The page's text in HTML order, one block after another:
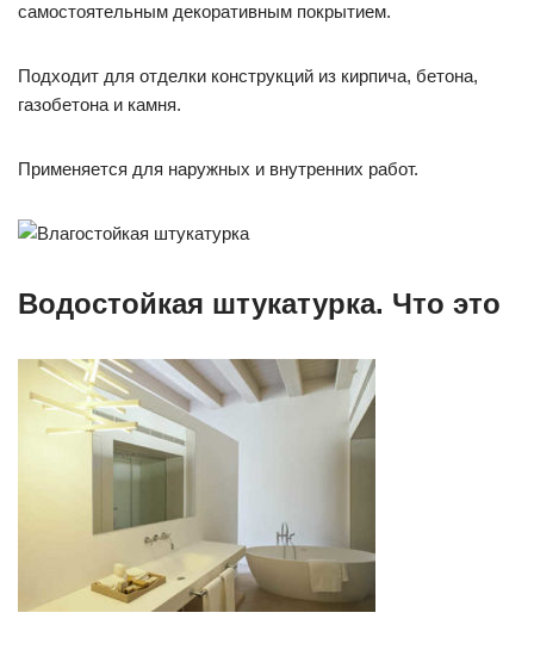
самостоятельным декоративным покрытием.
Подходит для отделки конструкций из кирпича, бетона,
газобетона и камня.
Применяется для наружных и внутренних работ.
Водостойкая штукатурка. Что это